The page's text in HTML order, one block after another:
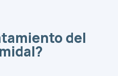
del